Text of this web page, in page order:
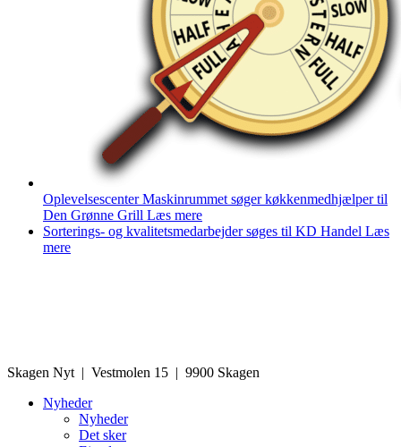
Oplevelsescenter Maskinrummet søger køkkenmedhjælper til
Den Grønne Grill Læs mere
Sorterings- og kvalitetsmedarbejder søges til KD Handel Læs
mere
Skagen Nyt | Vestmolen 15 | 9900 Skagen
Nyheder
Nyheder
Det sker